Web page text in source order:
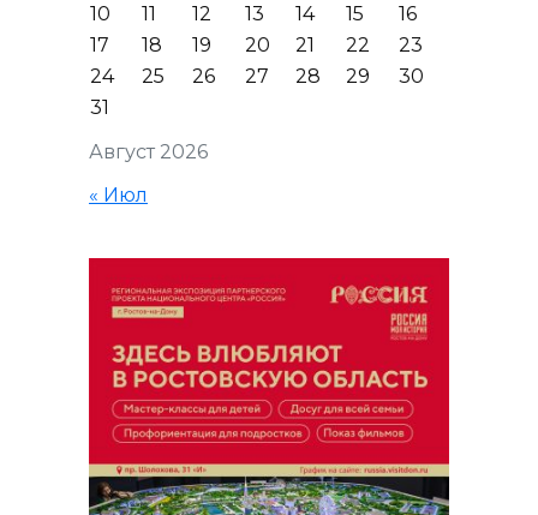
Август 2026
10
11 12 13 14 15
16
17
18 19 20 21 22
23
24
25 26 27 28 29
30
31
« Июл